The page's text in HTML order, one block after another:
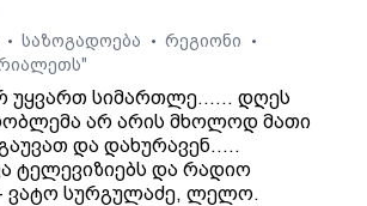
• საზოგადოება • რეგიონი •
უყვართ სიმართლე...... დღეს
არ არის მხოლოდ მათი
და დახურავენ.....
ტელევიზიებს და რადიო
- ვატო სურგულაძე, ლელო.